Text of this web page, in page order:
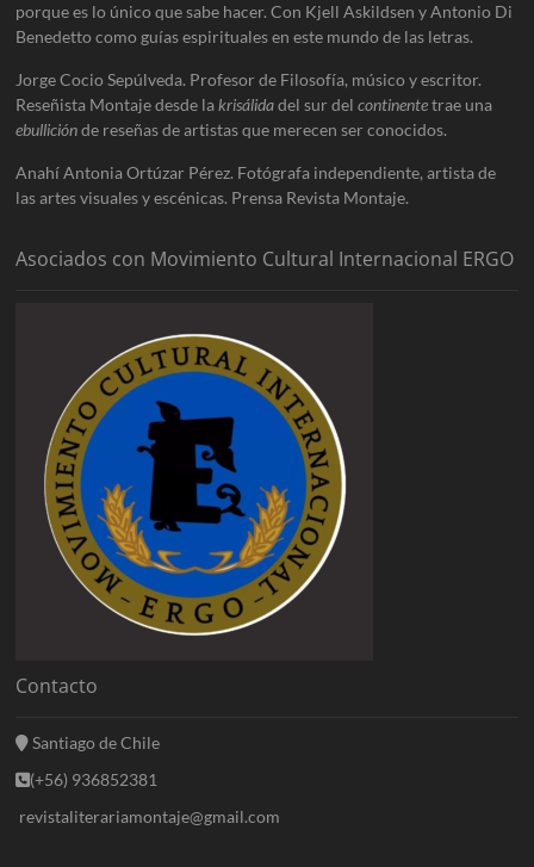
porque es lo único que sabe hacer. Con Kjell Askildsen y Antonio Di
Benedetto como guías espirituales en este mundo de las letras.
Jorge Cocio Sepúlveda. Profesor de Filosofía, músico y escritor.
Reseñista Montaje desde lakrisálidadel sur delcontinentetrae una
ebulliciónde reseñas de artistas que merecen ser conocidos.
Anahí Antonia Ortúzar Pérez. Fotógrafa independiente, artista de
las artes visuales y escénicas. Prensa Revista Montaje.
Asociados con Movimiento Cultural Internacional ERGO
Contacto
Santiago de Chile
(+56) 936852381
revistaliterariamontaje@gmail.com